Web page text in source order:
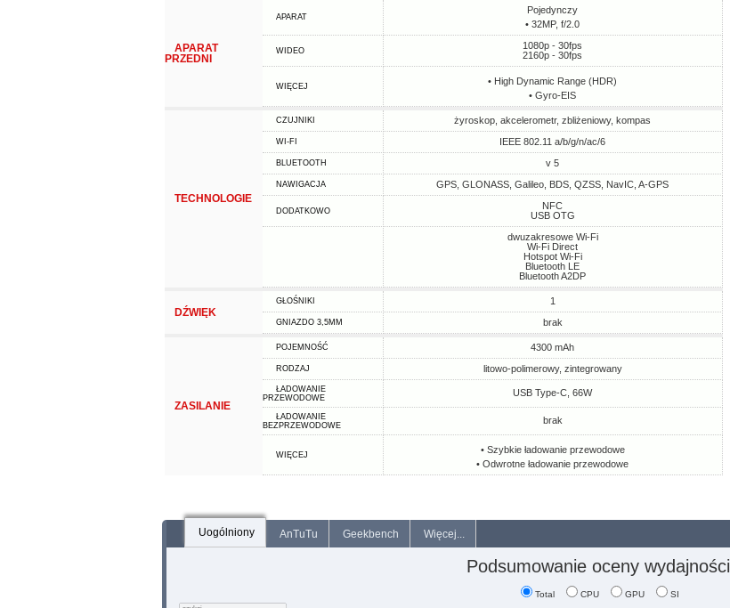
APARAT
PRZEDNI
APARAT
Pojedynczy
• 32MP, f/2.0
WIDEO
1080p - 30fps
2160p - 30fps
WIĘCEJ
• High Dynamic Range (HDR)
• Gyro-EIS
TECHNOLOGIE
CZUJNIKI żyroskop, akcelerometr, zbliżeniowy, kompas
WI-FI IEEE 802.11 a/b/g/n/ac/6
BLUETOOTH v 5
NAWIGACJA GPS, GLONASS, Galileo, BDS, QZSS, NavIC, A-GPS
DODATKOWO
NFC
USB OTG
dwuzakresowe Wi-Fi
Wi-Fi Direct
Hotspot Wi-Fi
Bluetooth LE
Bluetooth A2DP
DŹWIĘK
GŁOŚNIKI 1
GNIAZDO 3,5MM brak
ZASILANIE
POJEMNOŚĆ 4300 mAh
RODZAJ litowo-polimerowy, zintegrowany
ŁADOWANIE
PRZEWODOWE
USB Type-C, 66W
ŁADOWANIE
BEZPRZEWODOWE
brak
WIĘCEJ
• Szybkie ładowanie przewodowe
• Odwrotne ładowanie przewodowe
Uogólniony AnTuTu Geekbench Więcej...
Podsumowanie oceny wydajności
Total CPU GPU SI